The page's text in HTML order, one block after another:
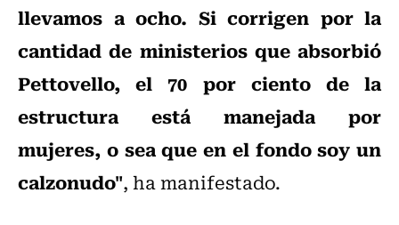
llevamos a ocho. Si corrigen por la
cantidad de ministerios que absorbió
Pettovello, el 70 por ciento de la
estructura está manejada por
mujeres, o sea que en el fondo soy un
calzonudo", ha manifestado.